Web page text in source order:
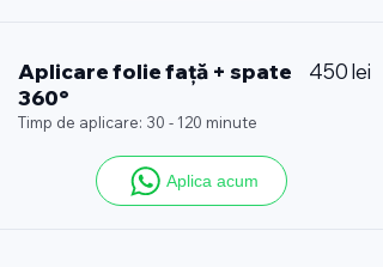
Aplicare folie față + spate
360°
450 lei
Timp de aplicare: 30 - 120 minute
Aplica acum